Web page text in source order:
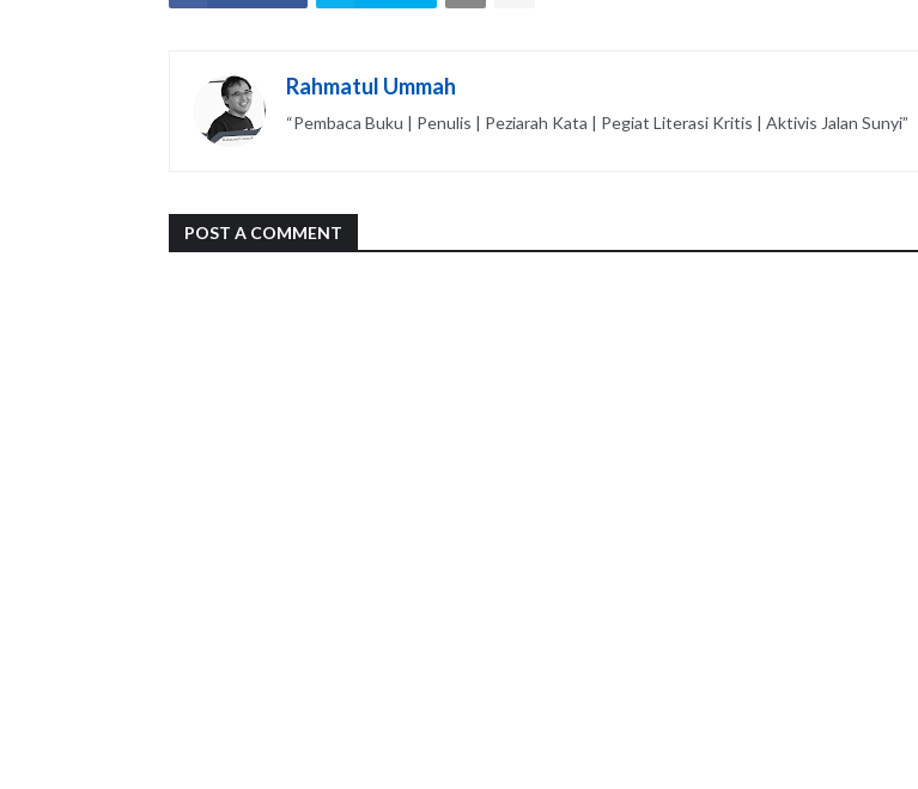
Rahmatul Ummah
“Pembaca Buku | Penulis | Peziarah Kata | Pegiat Literasi Kritis | Aktivis Jalan Sunyi”
POST A COMMENT